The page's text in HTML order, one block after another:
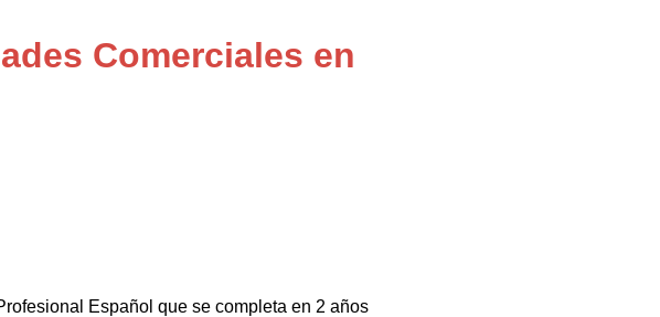
Comerciales en
Español que se completa en 2 años